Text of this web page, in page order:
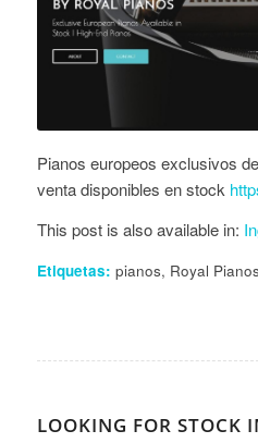
Pianos europeos exclusivos
venta disponibles en stock
This post is also available in:
Etiquetas: pianos, Royal Pianos
LOOKING FOR STOCK